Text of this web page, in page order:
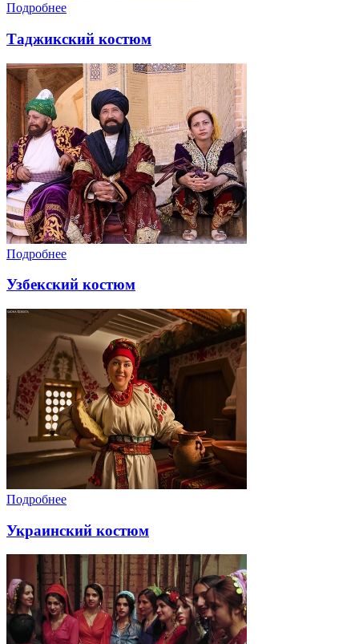
Подробнее
Таджикский костюм
Подробнее
Узбекский костюм
Подробнее
Украинский костюм